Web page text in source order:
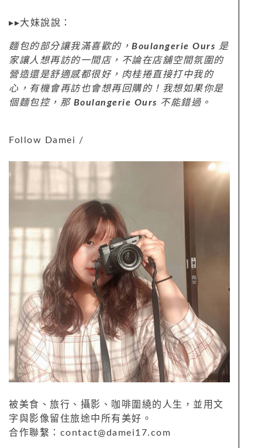
▸▸大妹說說：
麵包的部分讓我滿喜歡的， Boulangerie Ours 是
家讓人想再訪的一間店，不論在店舖空間氛圍的
營造還是舒適感都很好，肉桂捲直接打中我的
心，有機會再訪也會想再回購的！我想如果你是
個麵包控，那 Boulangerie Ours 不能錯過。
Follow Damei /
被美食、旅行、攝影、咖啡圍繞的人生，並用文
字與影像留住旅途中所有美好。
合作聯繫：contact@damei17.com